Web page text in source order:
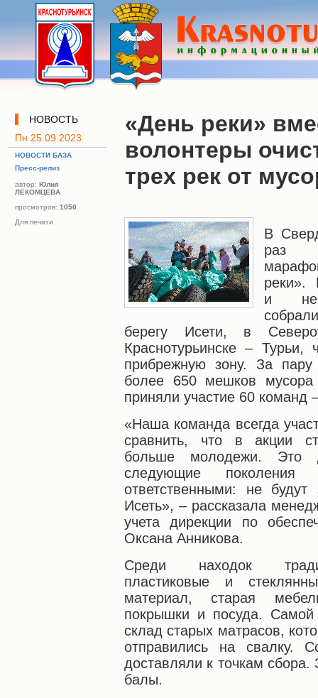
НОВОСТЬ
Пн 25.09.2023
НОВОСТИ БАЗА
Пресс-релиз
автор: Юлия
ЛЕКОМЦЕВА
просмотров: 1050
Для печати
«День реки»
волонтеры
трех рек от
В
раз
реки».
и
берегу Исети, в
Краснотурьинске – Турьи,
прибрежную зону. За пару
более 650 мешков
приняли участие 60 команд
«Наша команда всегда
сравнить, что в акции
больше молодежи. Это
следующие
ответственными: не будут
Исеть», – рассказала
учета дирекции по
Оксана Анникова.
Среди находок
пластиковые и
материал, старая
покрышки и посуда. Самой
склад старых матрасов,
отправились на свалку.
доставляли к точкам
балы.